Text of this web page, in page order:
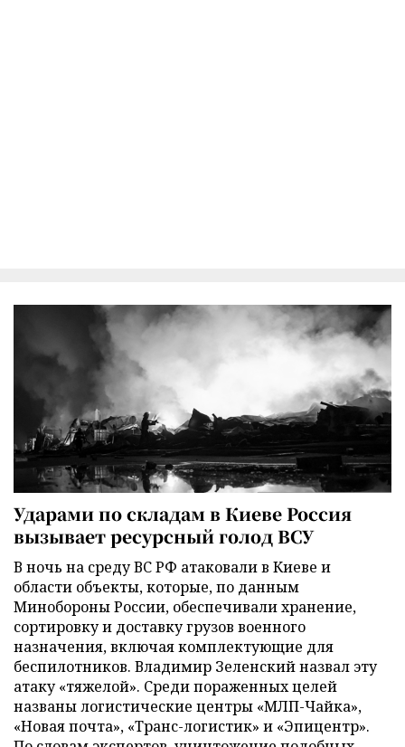
Ударами по складам в Киеве Россия
вызывает ресурсный голод ВСУ
В ночь на среду ВС РФ атаковали в Киеве и
области объекты, которые, по данным
Минобороны России, обеспечивали хранение,
сортировку и доставку грузов военного
назначения, включая комплектующие для
беспилотников. Владимир Зеленский назвал эту
атаку «тяжелой». Среди пораженных целей
названы логистические центры «МЛП-Чайка»,
«Новая почта», «Транс-логистик» и «Эпицентр».